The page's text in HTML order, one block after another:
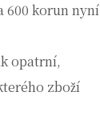
600 korun nyní
opatrní,
zboží